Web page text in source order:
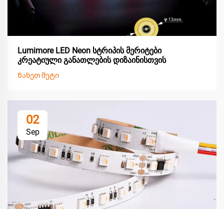
Lumimore LED Neon სტრიპის მერიტები
კრეატიული განათლების დიზაინისთვის
Ნახეთ მეტი
02
Sep